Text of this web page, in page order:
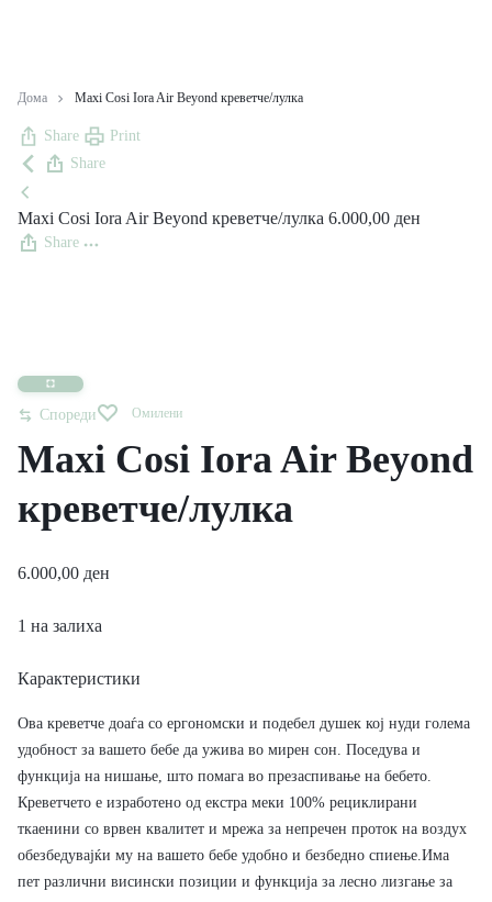
Дома Maxi Cosi Iora Air Beyond креветче/лулка
Share
Print
Share
Maxi Cosi Iora Air Beyond креветче/лулка 6.000,00 ден
Share
Спореди Омилени
Maxi Cosi Iora Air Beyond
креветче/лулка
6.000,00 ден
1 на залиха
Карактеристики
Ова креветче доаѓа со ергономски и подебел душек кој нуди голема
удобност за вашето бебе да ужива во мирен сон. Поседува и
функција на нишање, што помага во презаспивање на бебето.
Креветчето е изработено од екстра меки 100% рециклирани
ткаенини со врвен квалитет и мрежа за непречен проток на воздух
обезбедувајќи му на вашето бебе удобно и безбедно спиење.Има
пет различни висински позиции и функција за лесно лизгање за